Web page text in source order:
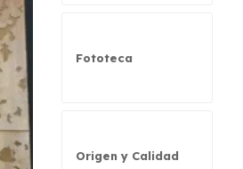
Fototeca
Origen y Calidad